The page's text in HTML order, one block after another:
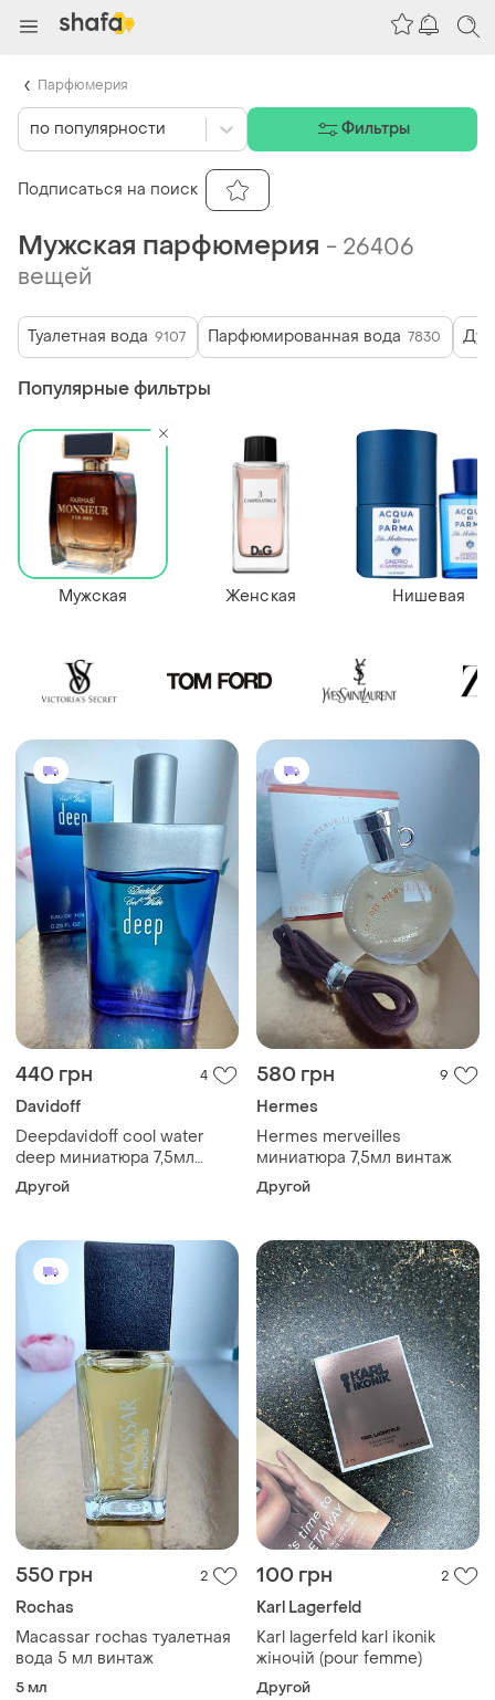
Мужская парфюмерия - 26406
вещей
440 грн 4
Davidoff
Deepdavidoff cool water
deep миниатюра 7,5мл
снятость
Другой
580 грн 9
Hermes
Hermes merveilles
миниатюра 7,5мл винтаж
Другой
550 грн 2
Rochas
Macassar rochas туалетная
вода 5 мл винтаж
5 мл
100 грн 2
Karl Lagerfeld
Karl lagerfeld karl ikonik
жіночій (pour femme)
Другой
Туалетная вода 9107 Парфюмированная вода 7830
Популярные фильтры
Мужская Женская Нишевая
по популярности Фильтры
Подписаться на поиск
Парфюмерия